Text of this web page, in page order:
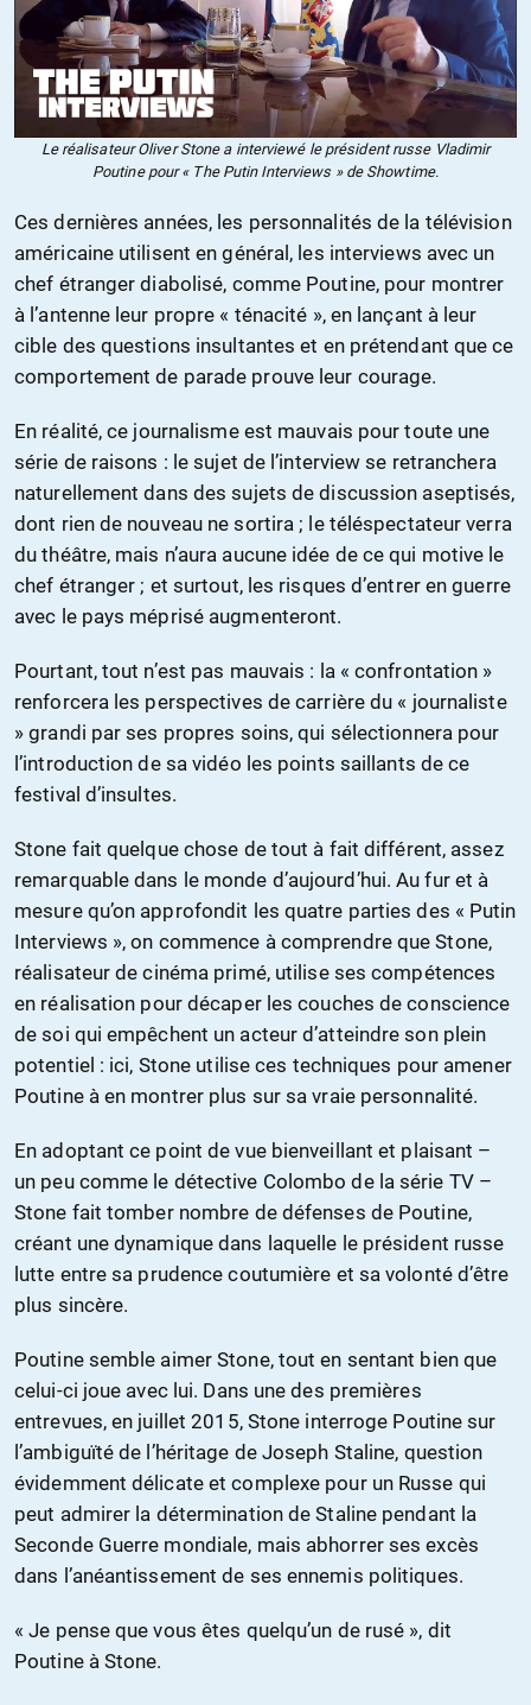
Le réalisateur Oliver Stone a interviewé le président russe Vladimir
Poutine pour « The Putin Interviews » de Showtime.
Ces dernières années, les personnalités de la télévision
américaine utilisent en général, les interviews avec un
chef étranger diabolisé, comme Poutine, pour montrer
à l’antenne leur propre « ténacité », en lançant à leur
cible des questions insultantes et en prétendant que ce
comportement de parade prouve leur courage.
En réalité, ce journalisme est mauvais pour toute une
série de raisons : le sujet de l’interview se retranchera
naturellement dans des sujets de discussion aseptisés,
dont rien de nouveau ne sortira ; le téléspectateur verra
du théâtre, mais n’aura aucune idée de ce qui motive le
chef étranger ; et surtout, les risques d’entrer en guerre
avec le pays méprisé augmenteront.
Pourtant, tout n’est pas mauvais : la « confrontation »
renforcera les perspectives de carrière du « journaliste
» grandi par ses propres soins, qui sélectionnera pour
l’introduction de sa vidéo les points saillants de ce
festival d’insultes.
Stone fait quelque chose de tout à fait différent, assez
remarquable dans le monde d’aujourd’hui. Au fur et à
mesure qu’on approfondit les quatre parties des « Putin
Interviews », on commence à comprendre que Stone,
réalisateur de cinéma primé, utilise ses compétences
en réalisation pour décaper les couches de conscience
de soi qui empêchent un acteur d’atteindre son plein
potentiel : ici, Stone utilise ces techniques pour amener
Poutine à en montrer plus sur sa vraie personnalité.
En adoptant ce point de vue bienveillant et plaisant –
un peu comme le détective Colombo de la série TV –
Stone fait tomber nombre de défenses de Poutine,
créant une dynamique dans laquelle le président russe
lutte entre sa prudence coutumière et sa volonté d’être
plus sincère.
Poutine semble aimer Stone, tout en sentant bien que
celui-ci joue avec lui. Dans une des premières
entrevues, en juillet 2015, Stone interroge Poutine sur
l’ambiguïté de l’héritage de Joseph Staline, question
évidemment délicate et complexe pour un Russe qui
peut admirer la détermination de Staline pendant la
Seconde Guerre mondiale, mais abhorrer ses excès
dans l’anéantissement de ses ennemis politiques.
« Je pense que vous êtes quelqu’un de rusé », dit
Poutine à Stone.